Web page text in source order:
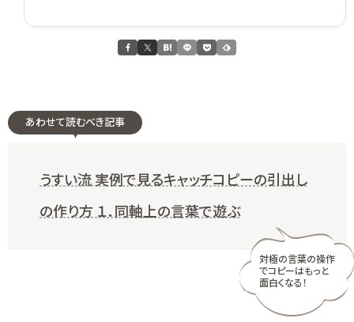
あわせて読むべき記事
うすい流 実例で見るキャッチコピーの引出し
の作り方 １．同軸上の言葉で遊ぶ
対極の言葉の操作
でコピーはもっと
面白くなる！